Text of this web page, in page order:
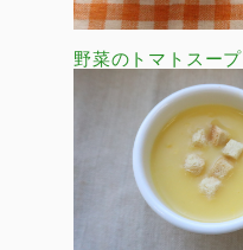
野菜のトマトスープ